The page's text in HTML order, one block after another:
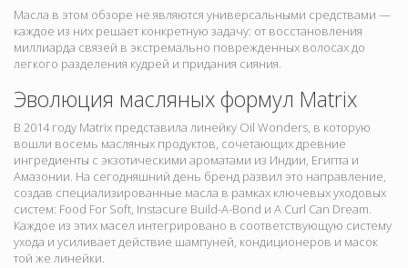
Масла в этом обзоре не являются универсальными средствами —
каждое из них решает конкретную задачу: от восстановления
миллиарда связей в экстремально поврежденных волосах до
легкого разделения кудрей и придания сияния.
Эволюция масляных формул Matrix
В 2014 году Matrix представила линейку Oil Wonders, в которую
вошли восемь масляных продуктов, сочетающих древние
ингредиенты с экзотическими ароматами из Индии, Египта и
Амазонии. На сегодняшний день бренд развил это направление,
создав специализированные масла в рамках ключевых уходовых
систем: Food For Soft, Instacure Build-A-Bond и A Curl Can Dream.
Каждое из этих масел интегрировано в соответствующую систему
ухода и усиливает действие шампуней, кондиционеров и масок
той же линейки.